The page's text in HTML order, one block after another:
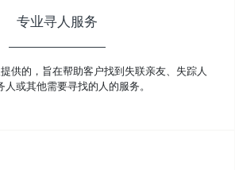
专业寻人服务
供的，旨在帮助客户找到失联亲友、失踪人
人或其他需要寻找的人的服务。